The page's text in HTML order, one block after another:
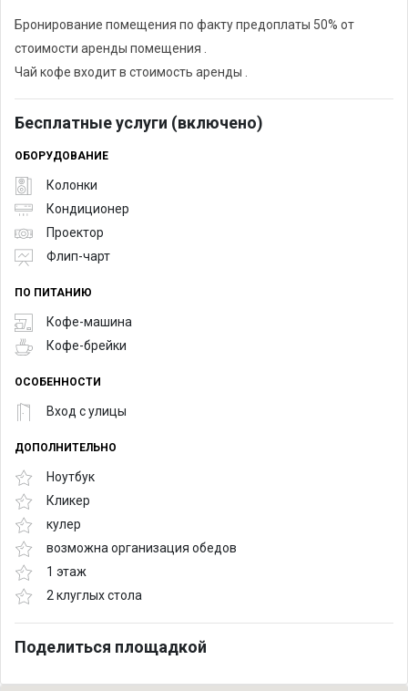
Бронирование помещения по факту предоплаты 50% от
стоимости аренды помещения .
Чай кофе входит в стоимость аренды .
Бесплатные услуги (включено)
ОБОРУДОВАНИЕ
Колонки
Кондиционер
Проектор
Флип-чарт
ПО ПИТАНИЮ
Кофе-машина
Кофе-брейки
ОСОБЕННОСТИ
Вход с улицы
ДОПОЛНИТЕЛЬНО
Ноутбук
Кликер
кулер
возможна организация обедов
1 этаж
2 клуглых стола
Поделиться площадкой